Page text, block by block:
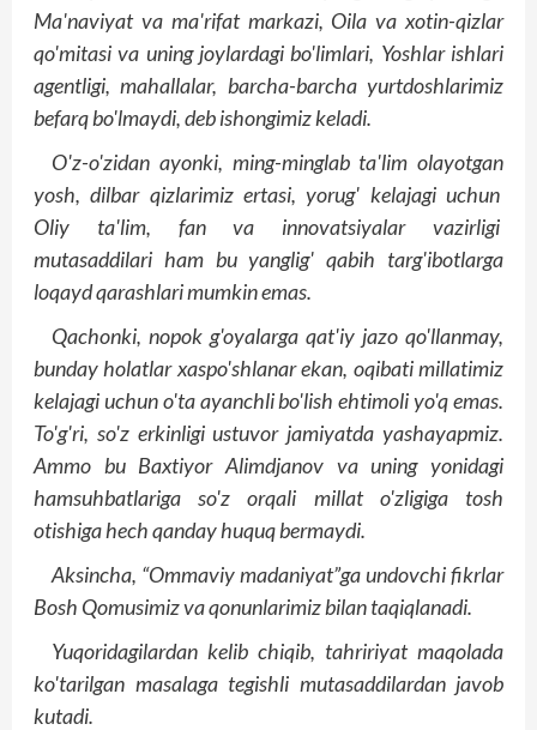
Ma'naviyat va ma'rifat markazi, Oila va xotin-qizlar
qo'mitasi va uning joylardagi bo'limlari, Yoshlar ishlari
agentligi, mahallalar, barcha-barcha yurtdoshlarimiz
befarq bo'lmaydi, deb ishongimiz keladi.
O'z-o'zidan ayonki, ming-minglab ta'lim olayotgan
yosh, dilbar qizlarimiz ertasi, yorug' kelajagi uchun
Oliy ta'lim, fan va innovatsiyalar vazirligi
mutasaddilari ham bu yanglig' qabih targ'ibotlarga
loqayd qarashlari mumkin emas.
Qachonki, nopok g'oyalarga qat'iy jazo qo'llanmay,
bunday holatlar xaspo'shlanar ekan, oqibati millatimiz
kelajagi uchun o'ta ayanchli bo'lish ehtimoli yo'q emas.
To'g'ri, so'z erkinligi ustuvor jamiyatda yashayap­miz.
Ammo bu Baxtiyor Alimdjanov va uning yonidagi
hamsuhbatlariga so'z orqali millat o'zligiga tosh
otishiga hech qanday huquq bermaydi.
Aksincha, “Ommaviy madaniyat”ga undovchi fikrlar
Bosh Qomusimiz va qonunlarimiz bilan taqiqlanadi.
Yuqoridagilardan kelib chiqib, tahririyat maqolada
ko'tarilgan masalaga tegishli mutasaddilardan javob
kutadi.